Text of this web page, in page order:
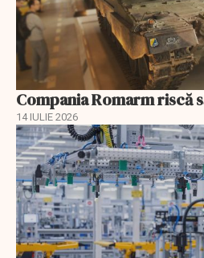
Compania Romarm riscă
14 IULIE 2026